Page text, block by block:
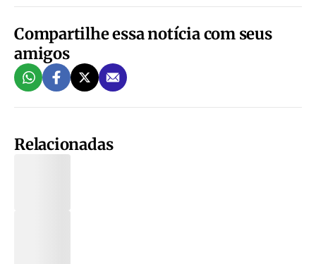
Compartilhe essa notícia com seus
amigos
Relacionadas